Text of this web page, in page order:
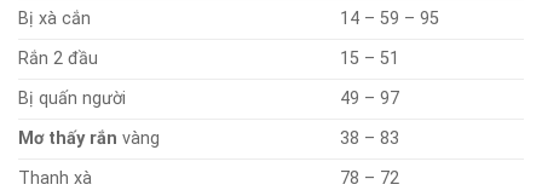
Bị xà cắn
14 – 59 – 95
Rắn 2 đầu
15 – 51
Bị quấn người
49 – 97
Mơ thấy rắn vàng
38 – 83
Thanh xà
78 – 72